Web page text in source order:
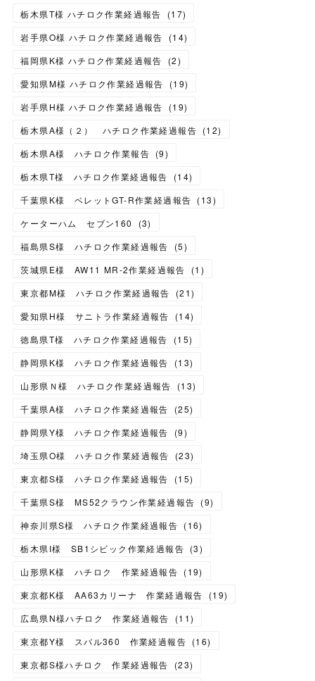
栃木県T様 ハチロク作業経過報告
(17)
岩手県O様 ハチロク作業経過報告
(14)
福岡県K様 ハチロク作業経過報告
(2)
愛知県M様 ハチロク作業経過報告
(19)
岩手県H様 ハチロク作業経過報告
(19)
栃木県A様（２） ハチロク作業経過報告 (12)
栃木県A様 ハチロク作業報告 (9)
栃木県T様 ハチロク作業経過報告
(14)
千葉県K様 ベレットGT-R作業経過報告 (13)
ケーターハム セブン160
(3)
福島県S様 ハチロク作業経過報告
(5)
茨城県E様 AW11 MR-2作業経過報告
(1 )
東京都M様 ハチロク作業経過報告
(21)
愛知県H様 サニトラ作業経過報告
(14)
徳島県T様 ハチロク作業経過報告
(15)
静岡県K様 ハチロク作業経過報告
(13)
山形県Ｎ様 ハチロク作業経過報告
(13)
千葉県A様 ハチロク作業経過報告
(25)
静岡県Y様 ハチロク作業経過報告
(9)
埼玉県O様 ハチロク作業経過報告
(23)
東京都S様 ハチロク作業経過報告
(15)
千葉県S様 MS52クラウン作業経過報告 (9)
神奈川県S様 ハチロク作業経過報告 (16)
栃木県I様 SB1シビック作業経過報告 (3)
山形県K様 ハチロク 作業経過報告 (19)
東京都K様 AA63カリーナ 作業経過報告
(19)
広島県N様ハチロク 作業経過報告
(11)
東京都Y様 スバル360 作業経過報告 (16)
東京都S様ハチロク 作業経過報告
(23)